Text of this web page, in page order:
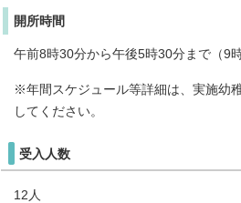
開所時間
午前8時30分から午後5時30分まで（9時
※年間スケジュール等詳細は、実施幼
してください。
受入人数
12人